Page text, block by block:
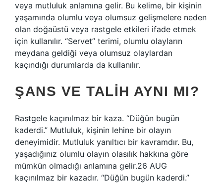
veya mutluluk anlamına gelir. Bu kelime, bir kişinin
yaşamında olumlu veya olumsuz gelişmelere neden
olan doğaüstü veya rastgele etkileri ifade etmek
için kullanılır. “Servet” terimi, olumlu olayların
meydana geldiği veya olumsuz olaylardan
kaçındığı durumlarda da kullanılır.
ŞANS VE TALIH AYNI MI?
Rastgele kaçınılmaz bir kaza. “Düğün bugün
kaderdi.” Mutluluk, kişinin lehine bir olayın
deneyimidir. Mutluluk yanıltıcı bir kavramdır. Bu,
yaşadığınız olumlu olayın olasılık hakkına göre
mümkün olmadığı anlamına gelir.26 AUG
kaçınılmaz bir kazadır. “Düğün bugün kaderdi.”